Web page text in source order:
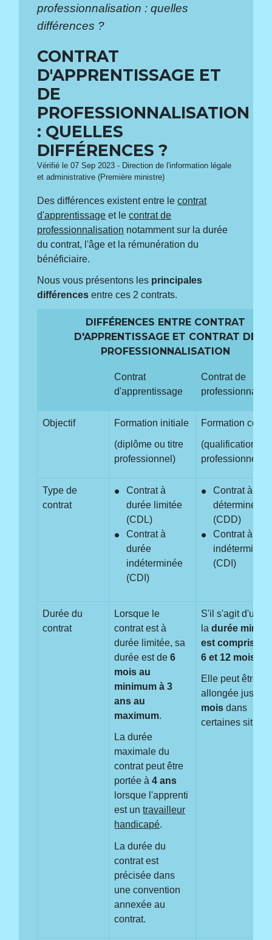
professionnalisation : quelles
différences ?
CONTRAT
D'APPRENTISSAGE ET
DE
PROFESSIONNALISATION
: QUELLES
DIFFÉRENCES ?
Vérifié le 07 Sep 2023 - Direction de l'information légale
et administrative (Première ministre)
Des différences existent entre lecontrat
d'apprentissage et lecontrat de
professionnalisation notamment sur la durée
du contrat, l'âge et la rémunération du
bénéficiaire.
Nous vous présentons les principales
différences entre ces 2 contrats.
DIFFÉRENCES ENTRE CONTRAT
D'APPRENTISSAGE ET CONTRAT DE
PROFESSIONNALISATION
Contrat
d'apprentissage
Contrat de
Objectif Formation initiale
(diplôme ou titre
professionnel)
Formation
(qualification
professionnelle)
Type de
contrat
Contrat à
durée limitée
(CDL)
Contrat à
durée
indéterminée
(CDI)
Contrat à
déterminée
(CDD)
Contrat à
indéterminée
(CDI)
Durée du
contrat
Lorsque le
contrat est à
durée limitée, sa
durée est de6
mois au
minimum à 3
ans au
maximum.
La durée
maximale du
contrat peut être
portée à4 ans
lorsque l'apprenti
est untravailleur
handicapé.
La durée du
contrat est
précisée dans
une convention
annexée au
contrat.
S'il s'agit d'un
ladurée
est comprise
6 et 12 mois
Elle peut être
allongée
mois dans
certaines